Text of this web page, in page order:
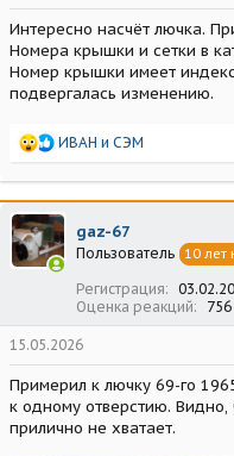
Интересно насчёт лючка.
Номера крышки и сетки в
Номер крышки имеет
подвергалась изменению.
Р
а
к
ц
и
и
:
ИВАН и СЭМ
gaz-67
Пользователь 10 лет
Регистрация
Оценка реакций
756
15.05.2026
Примерил к лючку 69-го
к одному отверстию. Видно,
прилично не хватает.